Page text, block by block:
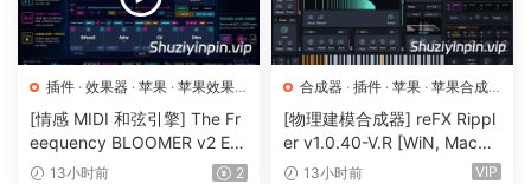
新的调制行为
调制目的地不再由调制源接管。这意味着即使在为其分配 LFO
或其他调制源后，您仍然可以调整正在调制的参数，从而开辟
更快的工作流程、更多的性能可能性以及对参数的持续实时控
制。
插件 · 效果器 · 苹果 · 苹果效果
器
[情感 MIDI 和弦引擎] The Fr
eequency BLOOMER v2 Em
otional Chord Engine [WiN,
13小时前 2
合成器 · 插件 · 苹果 · 苹果合成
器
[物理建模合成器] reFX Rippl
er v1.0.40-V.R [WiN, MacO
SX]（55MB）
13小时前 VIP